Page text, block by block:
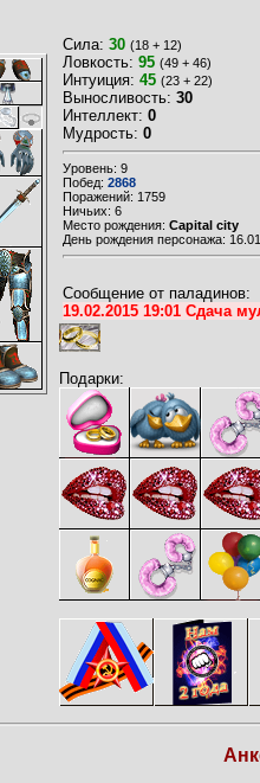
Сила: 30 (18 + 12)
Ловкость: 95 (49 + 46)
Интуиция: 45 (23 + 22)
Выносливость: 30
Интеллект: 0
Мудрость: 0
Уровень: 9
Побед: 2868
Поражений: 1759
Ничьих: 6
Место рождения: Capital city
День рождения персонажа:
Сообщение от паладинов:
19.02.2015 19:01 Сдача
Подарки: